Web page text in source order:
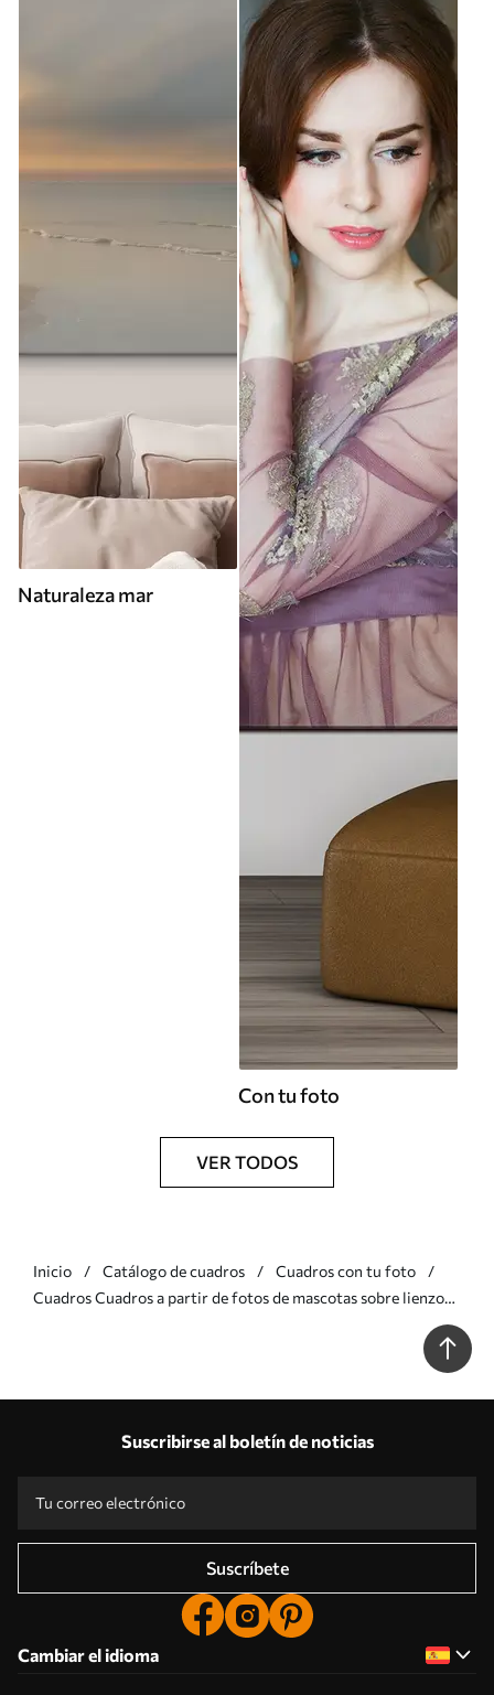
Naturaleza mar
Con tu foto
VER TODOS
Inicio Catálogo de cuadros
Cuadros con tu foto
Cuadros Cuadros a partir de fotos de mascotas sobre lienzo
Suscribirse al boletín de noticias
Suscríbete
Cambiar el idioma